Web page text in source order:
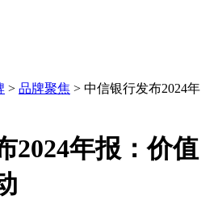
> 品牌聚焦 > 中信银行发布2024年
2024年报：价值